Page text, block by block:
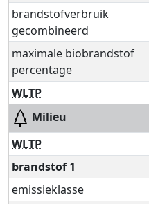
brandstofverbruik
gecombineerd
maximale biobrandstof
percentage
WLTP
Milieu
WLTP
brandstof 1
emissieklasse